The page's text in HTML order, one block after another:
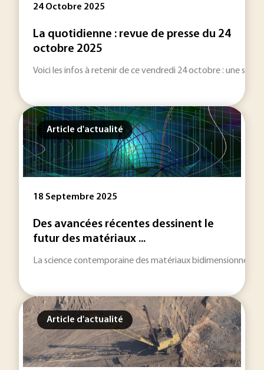
24 Octobre 2025
La quotidienne : revue de presse du 24
octobre 2025
Voici les infos à retenir de ce vendredi 24 octobre : une
Article d'actualité
18 Septembre 2025
Des avancées récentes dessinent le
futur des matériaux ...
La science contemporaine des matériaux bidimensionnels
Article d'actualité